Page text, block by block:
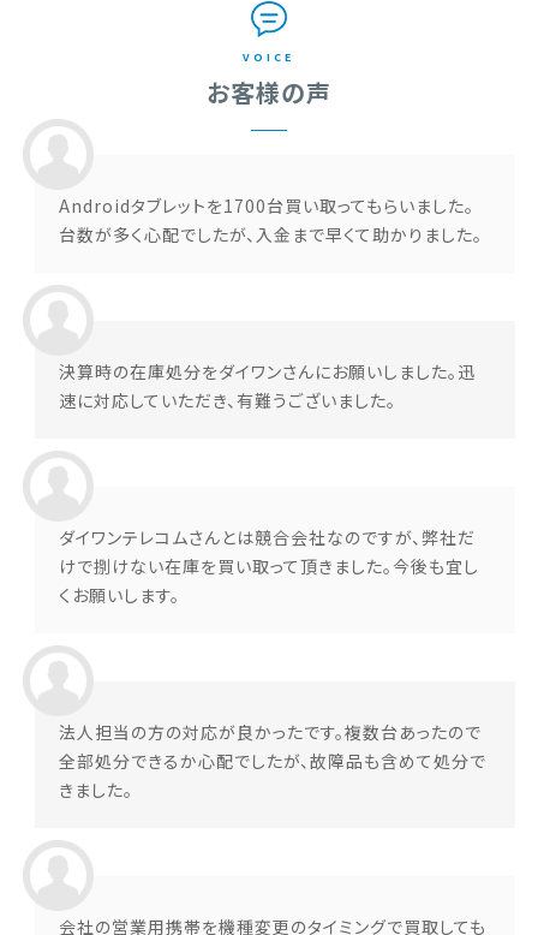
VOICE
お客様の声
Androidタブレットを1700台買い取ってもらいました。
台数が多く心配でしたが、入金まで早くて助かりました。
決算時の在庫処分をダイワンさんにお願いしました。迅
速に対応していただき、有難うございました。
ダイワンテレコムさんとは競合会社なのですが、弊社だ
けで捌けない在庫を買い取って頂きました。今後も宜し
くお願いします。
法人担当の方の対応が良かったです。複数台あったので
全部処分できるか心配でしたが、故障品も含めて処分で
きました。
会社の営業用携帯を機種変更のタイミングで買取しても